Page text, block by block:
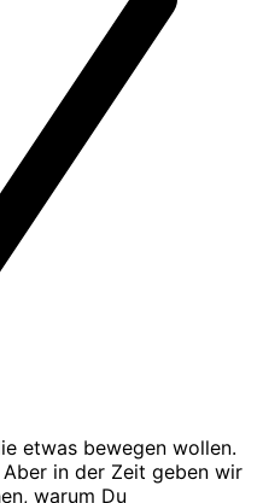
etwas bewegen wollen.
in der Zeit geben wir
warum Du